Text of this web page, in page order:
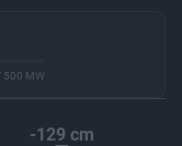
500 MW
-129 cm